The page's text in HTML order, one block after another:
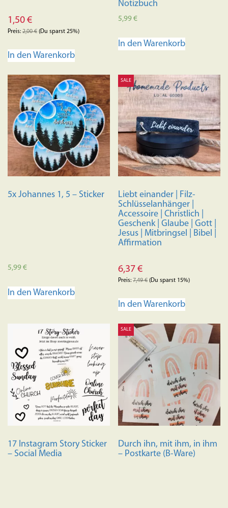
1,50 €
Preis: 2,00€ (Du sparst 25%)
In den Warenkorb
Notizbuch
5,99€
In den Warenkorb
5x Johannes 1, 5 – Sticker
5,99€
In den Warenkorb
SALE
Liebt einander | Filz-
Schlüsselanhänger |
Accessoire | Christlich |
Geschenk | Glaube | Gott |
Jesus | Mitbringsel | Bibel |
Affirmation
6,37€
Preis:7,49€(Du sparst 15%)
In den Warenkorb
17 Instagram Story Sticker
– Social Media
SALE
Durch ihn, mit ihm, in ihm
– Postkarte (B-Ware)